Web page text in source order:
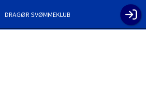
DRAGØR SVØMMEKLUB